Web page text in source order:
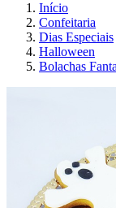
Início
Confeitaria
Dias Especiais
Halloween
Bolachas